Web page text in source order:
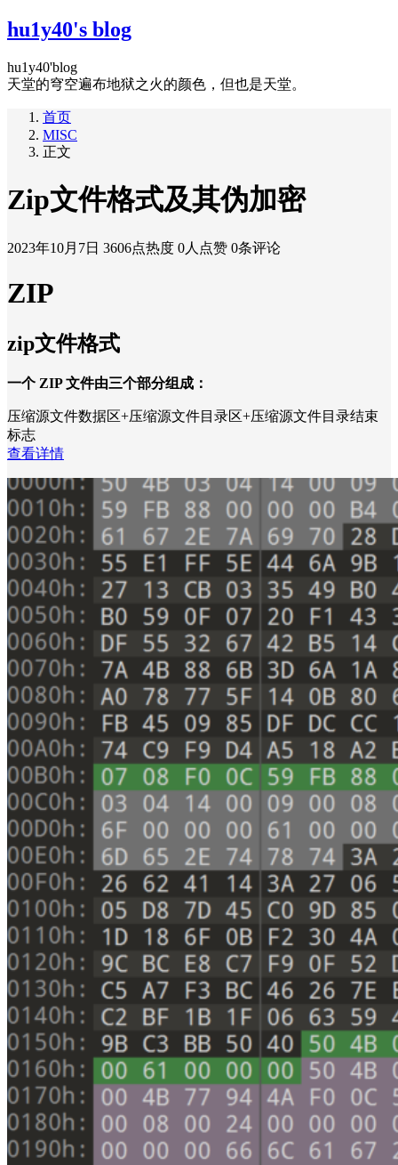
hu1y40's blog
hu1y40'blog
天堂的穹空遍布地狱之火的颜色，但也是天堂。
首页
MISC
正文
Zip文件格式及其伪加密
2023年10月7日 3606点热度 0人点赞 0条评论
ZIP
zip文件格式
一个 ZIP 文件由三个部分组成：
压缩源文件数据区+压缩源文件目录区+压缩源文件目录结束
标志
查看详情